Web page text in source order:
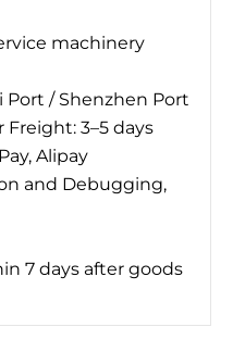
machinery
Port / Shenzhen Port
Freight: 3–5 days
Alipay
and Debugging,
7 days after goods